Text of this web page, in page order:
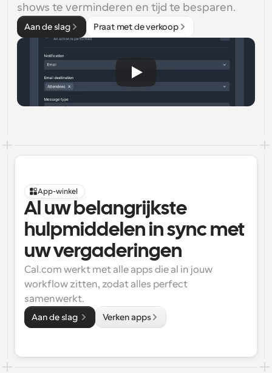
shows te verminderen en tijd te besparen.
Aan de slag Praat met de verkoop
App-winkel
Al uw belangrijkste
hulpmiddelen in sync met
uw vergaderingen
Cal.com werkt met alle apps die al in jouw
workflow zitten, zodat alles perfect
samenwerkt.
Aan de slag Verken apps